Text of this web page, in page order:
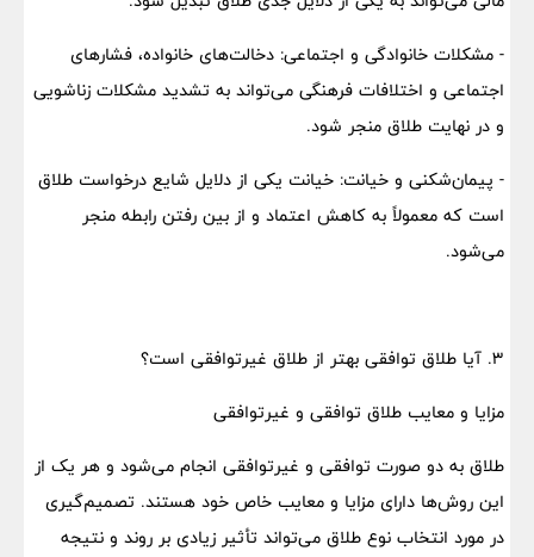
- مشکلات خانوادگی و اجتماعی: دخالت‌های خانواده، فشارهای
اجتماعی و اختلافات فرهنگی می‌تواند به تشدید مشکلات زناشویی
و در نهایت طلاق منجر شود.
- پیمان‌شکنی و خیانت: خیانت یکی از دلایل شایع درخواست طلاق
است که معمولاً به کاهش اعتماد و از بین رفتن رابطه منجر
می‌شود.
۳. آیا طلاق توافقی بهتر از طلاق غیرتوافقی است؟
مزایا و معایب طلاق توافقی و غیرتوافقی
طلاق به دو صورت توافقی و غیرتوافقی انجام می‌شود و هر یک از
این روش‌ها دارای مزایا و معایب خاص خود هستند. تصمیم‌گیری
در مورد انتخاب نوع طلاق می‌تواند تأثیر زیادی بر روند و نتیجه